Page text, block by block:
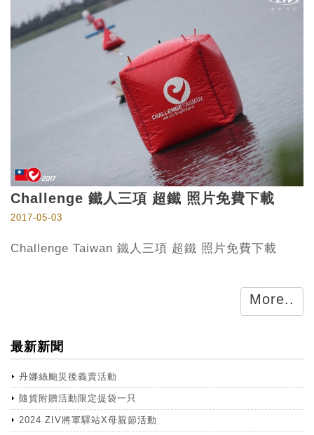
Challenge 鐵人三項 超鐵 照片免費下載
2017-05-03
Challenge Taiwan 鐵人三項 超鐵 照片免費下載
More..
最新新聞
丹娜絲颱災後義賣活動
隨貨附贈活動限定提袋一只
2024 ZIV將軍驛站X母親節活動